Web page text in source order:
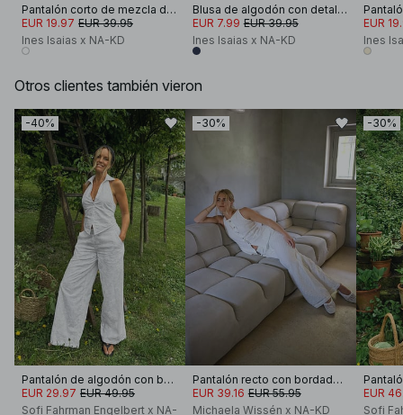
Pantalón corto de mezcla de lino con detalle bordado
EUR 19.97 EUR 39.95
Ines Isaias x NA-KD
Blusa de algodón con detalle de encaje
EUR 7.99 EUR 39.95
Ines Isaias x NA-KD
EUR
Ines
Otros clientes también vieron
-40%
Pantalón de algodón con bordado
EUR 29.97 EUR 49.95
Sofi Fahrman Engelbert x NA-
-30%
Pantalón recto con bordado inglés
EUR 39.16 EUR 55.95
Michaela Wissén x NA-KD
-30%
EUR
Sofi